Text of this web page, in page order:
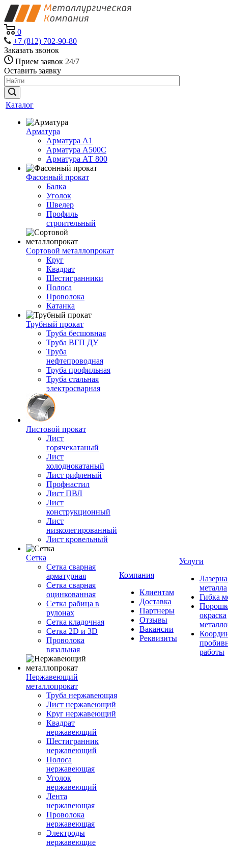
0
+7 (812) 702-90-80
Заказать звонок
Прием заявок 24/7
Оставить заявку
Каталог
Арматура
Арматура А1
Арматура А500С
Арматура АТ 800
Фасонный прокат
Балка
Уголок
Швелер
Профиль
строительный
Сортовой металлопрокат
Круг
Квадрат
Шестигранники
Полоса
Проволока
Катанка
Трубный прокат
Труба бесшовная
Труба ВГП ДУ
Труба
нефтепроводная
Труба профильная
Труба стальная
электросварная
Листовой прокат
Лист
горячекатаный
Лист
холоднокатаный
Лист рифленый
Профнастил
Лист ПВЛ
Лист
конструкционный
Лист
низколегированный
Лист кровельный
Сетка
Сетка сварная
арматурная
Сетка сварная
оцинкованная
Сетка рабица в
рулонах
Сетка кладочная
Сетка 2D и 3D
Проволока
вязальная
Нержавеющий
металлопрокат
Труба нержавеющая
Лист нержавеющий
Круг нержавеющий
Квадрат
нержавеющий
Шестигранник
нержавеющий
Полоса
нержавеющая
Уголок
нержавеющий
Лента
нержавеющая
Проволока
нержавеющая
Электроды
нержавеющие
Компания
Клиентам
Доставка
Партнеры
Отзывы
Вакансии
Реквизиты
Услуги
металла
Гибка
окраска
работы